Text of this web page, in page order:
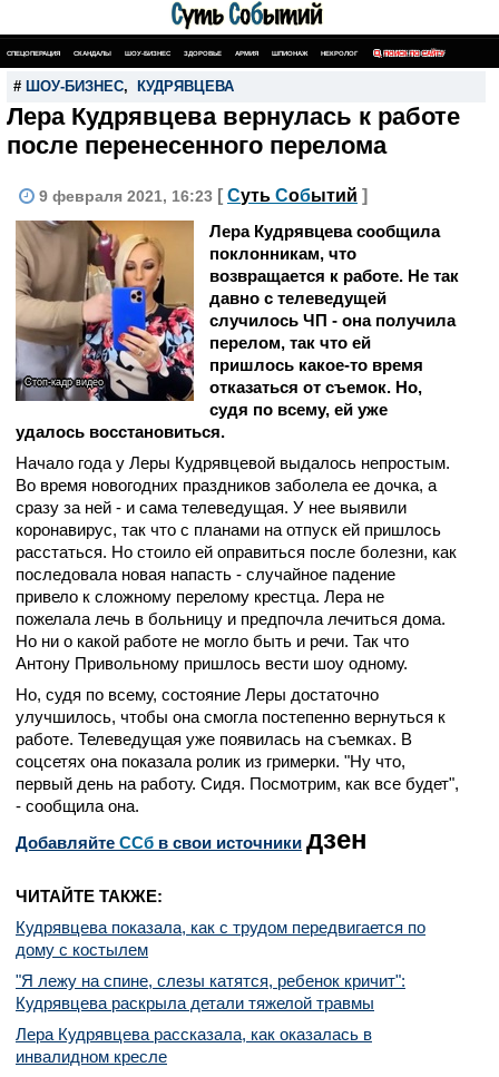
СПЕЦОПЕРАЦИЯ СКАНДАЛЫ ШОУ-БИЗНЕС ЗДОРОВЬЕ АРМИЯ ШПИОНАЖ НЕКРОЛОГ ПОИСК ПО САЙТУ
# ШОУ-БИЗНЕС, КУДРЯВЦЕВА
Лера Кудрявцева вернулась к работе
после перенесенного перелома
9 февраля 2021, 16:23 [ Суть Событий ]
Стоп-кадр видео
Лера Кудрявцева сообщила
поклонникам, что
возвращается к работе. Не так
давно с телеведущей
случилось ЧП - она получила
перелом, так что ей
пришлось какое-то время
отказаться от съемок. Но,
судя по всему, ей уже
удалось восстановиться.
Начало года у Леры Кудрявцевой выдалось непростым.
Во время новогодних праздников заболела ее дочка, а
сразу за ней - и сама телеведущая. У нее выявили
коронавирус, так что с планами на отпуск ей пришлось
расстаться. Но стоило ей оправиться после болезни, как
последовала новая напасть - случайное падение
привело к сложному перелому крестца. Лера не
пожелала лечь в больницу и предпочла лечиться дома.
Но ни о какой работе не могло быть и речи. Так что
Антону Привольному пришлось вести шоу одному.
Но, судя по всему, состояние Леры достаточно
улучшилось, чтобы она смогла постепенно вернуться к
работе. Телеведущая уже появилась на съемках. В
соцсетях она показала ролик из гримерки. "Ну что,
первый день на работу. Сидя. Посмотрим, как все будет",
- сообщила она.
Добавляйте CСб в свои источники дзен
ЧИТАЙТЕ ТАКЖЕ:
Кудрявцева показала, как с трудом передвигается по
дому с костылем
"Я лежу на спине, слезы катятся, ребенок кричит":
Кудрявцева раскрыла детали тяжелой травмы
Лера Кудрявцева рассказала, как оказалась в
инвалидном кресле